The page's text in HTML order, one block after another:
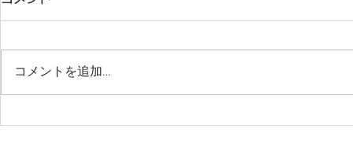
千葉サッカークラブ（2027
【週末公式
コメントを追加…